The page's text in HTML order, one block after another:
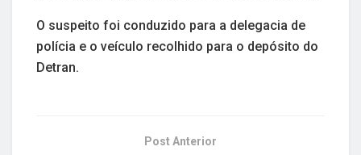
O suspeito foi conduzido para a delegacia de
polícia e o veículo recolhido para o depósito do
Detran.
Post Anterior